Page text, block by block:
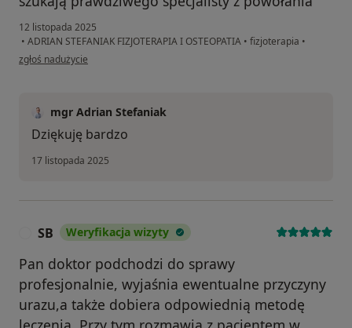
12 listopada 2025
• ADRIAN STEFANIAK FIZJOTERAPIA I OSTEOPATIA • fizjoterapia •
w opinii użytkownika Marek Stachowicz
zgłoś nadużycie
mgr Adrian Stefaniak
Dziękuję bardzo
17 listopada 2025
SB Weryfikacja wizyty
Pan doktor podchodzi do sprawy
profesjonalnie, wyjaśnia ewentualne przyczyny
urazu,a także dobiera odpowiednią metodę